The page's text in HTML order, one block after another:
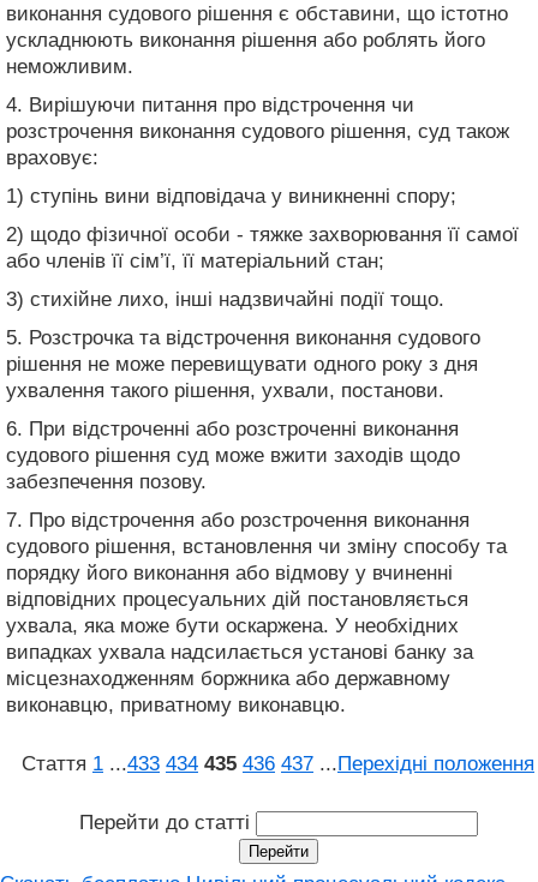
виконання судового рішення є обставини, що істотно
ускладнюють виконання рішення або роблять його
неможливим.
4. Вирішуючи питання про відстрочення чи
розстрочення виконання судового рішення, суд також
враховує:
1) ступінь вини відповідача у виникненні спору;
2) щодо фізичної особи - тяжке захворювання її самої
або членів її сім’ї, її матеріальний стан;
3) стихійне лихо, інші надзвичайні події тощо.
5. Розстрочка та відстрочення виконання судового
рішення не може перевищувати одного року з дня
ухвалення такого рішення, ухвали, постанови.
6. При відстроченні або розстроченні виконання
судового рішення суд може вжити заходів щодо
забезпечення позову.
7. Про відстрочення або розстрочення виконання
судового рішення, встановлення чи зміну способу та
порядку його виконання або відмову у вчиненні
відповідних процесуальних дій постановляється
ухвала, яка може бути оскаржена. У необхідних
випадках ухвала надсилається установі банку за
місцезнаходженням боржника або державному
виконавцю, приватному виконавцю.
Стаття 1 ...433 434 435 436 437 ...Перехідні положення
Перейти до статті